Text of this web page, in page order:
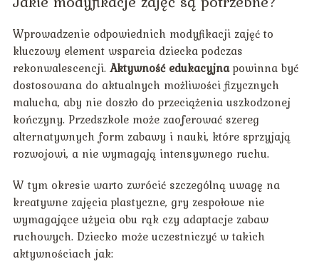
Wprowadzenie odpowiednich modyfikacji zajęć to
kluczowy element wsparcia dziecka podczas
rekonwalescencji. Aktywność edukacyjnapowinna być
dostosowana do aktualnych możliwości fizycznych
malucha, aby nie doszło do przeciążenia uszkodzonej
kończyny. Przedszkole może zaoferować szereg
alternatywnych form zabawy i nauki, które sprzyjają
rozwojowi, a nie wymagają intensywnego ruchu.
W tym okresie warto zwrócić szczególną uwagę na
kreatywne zajęcia plastyczne, gry zespołowe nie
wymagające użycia obu rąk czy adaptacje zabaw
ruchowych. Dziecko może uczestniczyć w takich
aktywnościach jak: